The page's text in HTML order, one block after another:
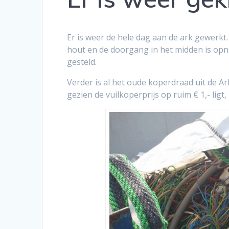
Er is weer de hele dag aan de ark
hout en de doorgang in het midden is
gesteld.
Verder is al het oude koperdraad uit de
gezien de vuilkoperprijs op ruim € 1,-